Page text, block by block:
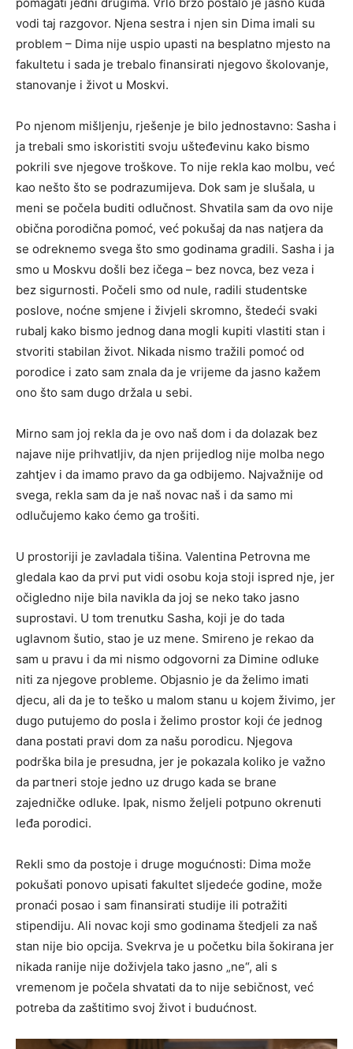
vodi taj razgovor. Njena sestra i njen sin Dima imali su
problem – Dima nije uspio upasti na besplatno mjesto na
fakultetu i sada je trebalo finansirati njegovo školovanje,
stanovanje i život u Moskvi.
Po njenom mišljenju, rješenje je bilo jednostavno: Sasha i
ja trebali smo iskoristiti svoju ušteđevinu kako bismo
pokrili sve njegove troškove. To nije rekla kao molbu, već
kao nešto što se podrazumijeva. Dok sam je slušala, u
meni se počela buditi odlučnost. Shvatila sam da ovo nije
obična porodična pomoć, već pokušaj da nas natjera da
se odreknemo svega što smo godinama gradili. Sasha i ja
smo u Moskvu došli bez ičega – bez novca, bez veza i
bez sigurnosti. Počeli smo od nule, radili studentske
poslove, noćne smjene i živjeli skromno, štedeći svaki
rubalj kako bismo jednog dana mogli kupiti vlastiti stan i
stvoriti stabilan život. Nikada nismo tražili pomoć od
porodice i zato sam znala da je vrijeme da jasno kažem
ono što sam dugo držala u sebi.
Mirno sam joj rekla da je ovo naš dom i da dolazak bez
najave nije prihvatljiv, da njen prijedlog nije molba nego
zahtjev i da imamo pravo da ga odbijemo. Najvažnije od
svega, rekla sam da je naš novac naš i da samo mi
odlučujemo kako ćemo ga trošiti.
U prostoriji je zavladala tišina. Valentina Petrovna me
gledala kao da prvi put vidi osobu koja stoji ispred nje, jer
očigledno nije bila navikla da joj se neko tako jasno
suprostavi. U tom trenutku Sasha, koji je do tada
uglavnom šutio, stao je uz mene. Smireno je rekao da
sam u pravu i da mi nismo odgovorni za Dimine odluke
niti za njegove probleme. Objasnio je da želimo imati
djecu, ali da je to teško u malom stanu u kojem živimo, jer
dugo putujemo do posla i želimo prostor koji će jednog
dana postati pravi dom za našu porodicu. Njegova
podrška bila je presudna, jer je pokazala koliko je važno
da partneri stoje jedno uz drugo kada se brane
zajedničke odluke. Ipak, nismo željeli potpuno okrenuti
leđa porodici.
Rekli smo da postoje i druge mogućnosti: Dima može
pokušati ponovo upisati fakultet sljedeće godine, može
pronaći posao i sam finansirati studije ili potražiti
stipendiju. Ali novac koji smo godinama štedjeli za naš
stan nije bio opcija. Svekrva je u početku bila šokirana jer
nikada ranije nije doživjela tako jasno „ne“, ali s
vremenom je počela shvatati da to nije sebičnost, već
potreba da zaštitimo svoj život i budućnost.